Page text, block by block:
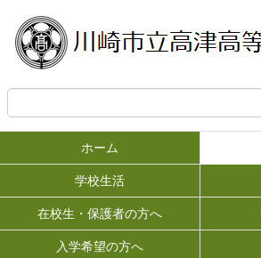
ホーム
学校生活
在校生・保護者の方へ
入学希望の方へ